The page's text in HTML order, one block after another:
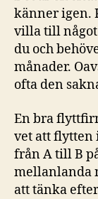
känner igen.
villa till
du och
månader.
ofta den
En bra
vet att flytten
från A till B
mellanlanda
att tänka